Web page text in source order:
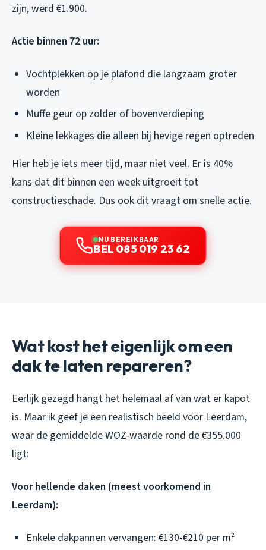
zijn, werd €1.900.
Actie binnen 72 uur:
Vochtplekken op je plafond die langzaam groter
worden
Muffe geur op zolder of bovenverdieping
Kleine lekkages die alleen bij hevige regen optreden
Hier heb je iets meer tijd, maar niet veel. Er is 40%
kans dat dit binnen een week uitgroeit tot
constructieschade. Dus ook dit vraagt om snelle actie.
NU BEREIKBAAR
BEL 085 019 23 62
Wat kost het eigenlijk om een
dak te laten repareren?
Eerlijk gezegd hangt het helemaal af van wat er kapot
is. Maar ik geef je een realistisch beeld voor Leerdam,
waar de gemiddelde WOZ-waarde rond de €355.000
ligt:
Voor hellende daken (meest voorkomend in
Leerdam):
Enkele dakpannen vervangen: €130-€210 per m²